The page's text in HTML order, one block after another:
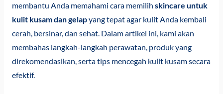
membantu Anda memahami cara memilih skincare untuk
kulit kusam dan gelapyang tepat agar kulit Anda kembali
cerah, bersinar, dan sehat. Dalam artikel ini, kami akan
membahas langkah-langkah perawatan, produk yang
direkomendasikan, serta tips mencegah kulit kusam secara
efektif.